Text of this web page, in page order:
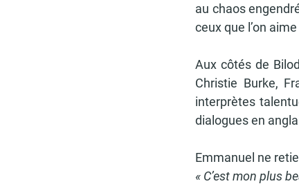
au chaos
ceux que l’on
Aux côtés de
Christie Burke,
interprètes
dialogues en
Emmanuel ne
« C’est mon plus